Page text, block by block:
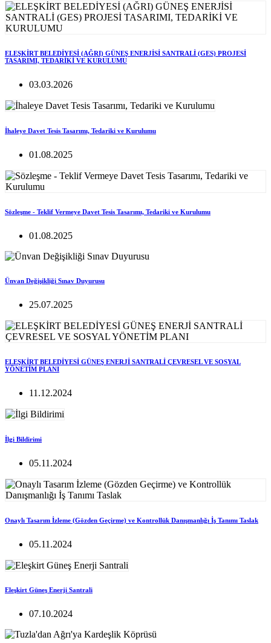
ELEŞKİRT BELEDİYESİ (AĞRI) GÜNEŞ ENERJİSİ SANTRALİ (GES) PROJESİ
TASARIMI, TEDARİKİ VE KURULUMU
03.03.2026
İhaleye Davet Tesis Tasarımı, Tedariki ve Kurulumu
01.08.2025
Sözleşme - Teklif Vermeye Davet Tesis Tasarımı, Tedariki ve Kurulumu
01.08.2025
Ünvan Değişikliği Sınav Duyurusu
25.07.2025
ELEŞKİRT BELEDİYESİ GÜNEŞ ENERJİ SANTRALİ ÇEVRESEL VE SOSYAL
YÖNETİM PLANI
11.12.2024
İlgi Bildirimi
05.11.2024
Onaylı Tasarım İzleme (Gözden Geçirme) ve Kontrollük Danışmanlığı İş Tanımı Taslak
05.11.2024
Eleşkirt Güneş Enerji Santrali
07.10.2024